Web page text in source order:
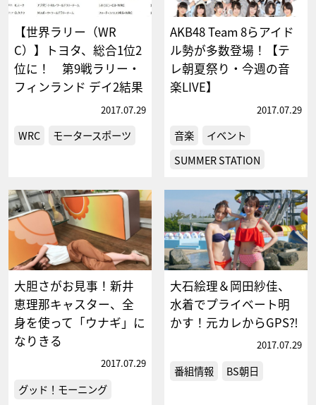
【世界ラリー（WR
C）】トヨタ、総合1位2
位に！ 第9戦ラリー・
フィンランド デイ2結果
2017.07.29
WRC モータースポーツ
AKB48 Team 8らアイド
ル勢が多数登場！【テ
レ朝夏祭り・今週の音
楽LIVE】
2017.07.29
音楽
イベント
SUMMER STATION
大胆さがお見事！新井
恵理那キャスター、全
身を使って「ウナギ」に
なりきる
2017.07.29
グッド！モーニング
大石絵理＆岡田紗佳、
水着でプライベート明
かす！元カレからGPS⁈
2017.07.29
番組情報 BS朝日